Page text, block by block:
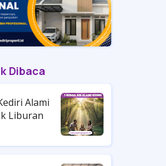
Dibaca
Alami
Liburan